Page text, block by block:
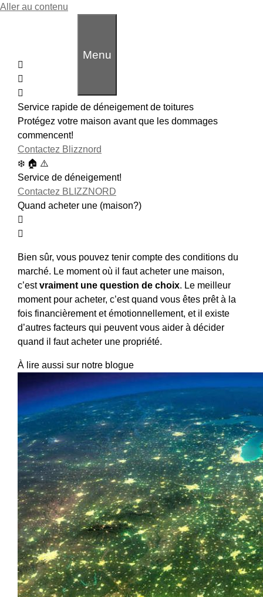
Aller au contenu
Menu
Service rapide de déneigement de toitures
Protégez votre maison avant que les dommages
commencent!
Contactez Blizznord
❄️ 🏠 ⚠️
Service de déneigement!
Contactez BLIZZNORD
Quand acheter une (maison?)
Bien sûr, vous pouvez tenir compte des conditions du
marché. Le moment où il faut acheter une maison,
c’estvraiment une question de choix. Le meilleur
moment pour acheter, c’est quand vous êtes prêt à la
fois financièrement et émotionnellement, et il existe
d’autres facteurs qui peuvent vous aider à décider
quand il faut acheter une propriété.
À lire aussi sur notre blogue